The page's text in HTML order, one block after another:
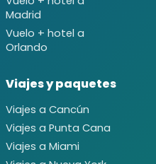
Madrid
Vuelo + hotel a
Orlando
Viajes y paquetes
Viajes a Cancún
Viajes a Punta Cana
Viajes a Miami